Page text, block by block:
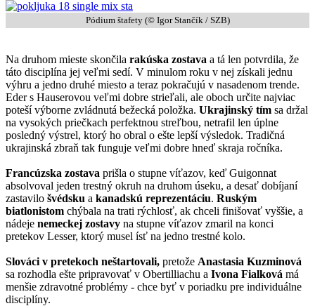
Pódium štafety (© Igor Stančík / SZB)
Na druhom mieste skončila rakúska zostava a tá len potvrdila, že
táto disciplína jej veľmi sedí. V minulom roku v nej získali jednu
výhru a jedno druhé miesto a teraz pokračujú v nasadenom trende.
Eder s Hauserovou veľmi dobre strieľali, ale oboch určite najviac
poteší výborne zvládnutá bežecká položka. Ukrajinský tím sa držal
na vysokých priečkach perfektnou streľbou, netrafil len úplne
posledný výstrel, ktorý ho obral o ešte lepší výsledok. Tradičná
ukrajinská zbraň tak funguje veľmi dobre hneď skraja ročníka.
Francúzska zostava prišla o stupne víťazov, keď Guigonnat
absolvoval jeden trestný okruh na druhom úseku, a desať dobíjaní
zastavilo švédsku a kanadskú reprezentáciu. Ruským
biatlonistom chýbala na trati rýchlosť, ak chceli finišovať vyššie, a
nádeje nemeckej zostavy na stupne víťazov zmaril na konci
pretekov Lesser, ktorý musel ísť na jedno trestné kolo.
Slováci v pretekoch neštartovali, pretože Anastasia Kuzminová
sa rozhodla ešte pripravovať v Obertilliachu a Ivona Fialková má
menšie zdravotné problémy - chce byť v poriadku pre individuálne
disciplíny.